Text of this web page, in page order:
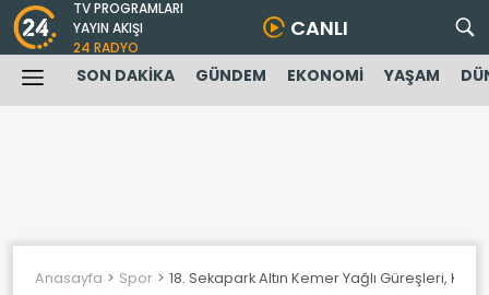
TV PROGRAMLARI
YAYIN AKIŞI
24 RADYO
CANLI
SON DAKİKA GÜNDEM EKONOMİ YAŞAM
Anasayfa Spor 18. Sekapark Altın Kemer Yağlı Güreşleri,